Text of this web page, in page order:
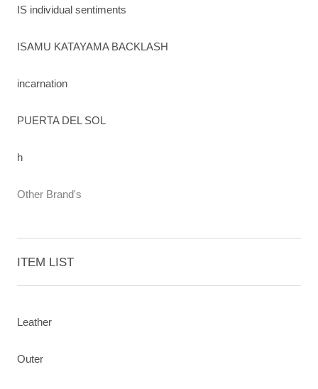
IS individual sentiments
ISAMU KATAYAMA BACKLASH
incarnation
PUERTA DEL SOL
h
Other Brand's
ITEM LIST
Leather
Outer